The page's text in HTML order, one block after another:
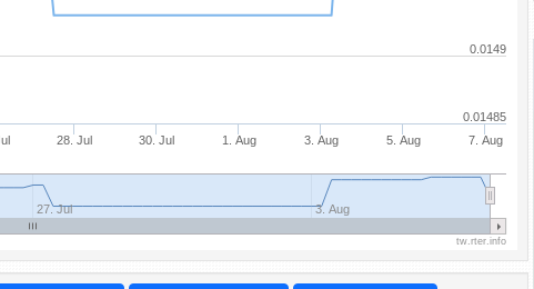
28. Jul 30. Jul 1. Aug 3. Aug 5. Aug 7. Aug
27. Jul 3. Aug
0.01485
0.0149
tw.rter.info